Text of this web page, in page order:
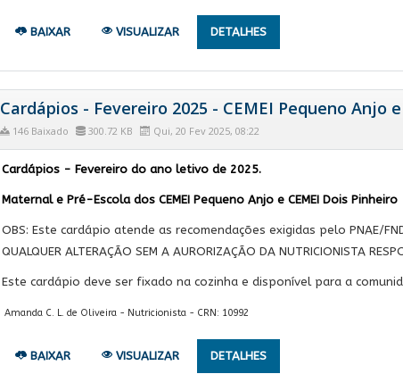
BAIXAR VISUALIZAR DETALHES
Cardápios - Fevereiro 2025 - CEMEI Pequeno Anjo
146 Baixado 300.72 KB Qui, 20 Fev 2025, 08:22
Cardápios - Fevereiro do ano letivo de 2025.
Maternal e Pré-Escola dos CEMEI Pequeno Anjo e CEMEI Dois Pinheiro
OBS: Este cardápio atende as recomendações exigidas pelo PNAE/
QUALQUER ALTERAÇÃO SEM A AURORIZAÇÃO DA NUTRICIONISTA
Este cardápio deve ser fixado na cozinha e disponível para a
Amanda C. L. de Oliveira - Nutricionista - CRN: 10992
BAIXAR VISUALIZAR DETALHES